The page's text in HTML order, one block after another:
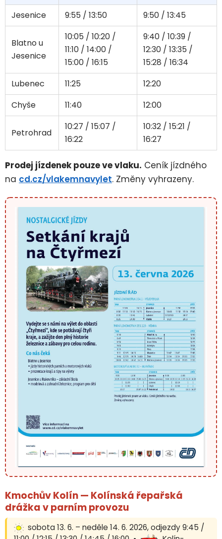
Jesenice
9:55 / 13:50 9:50 / 13:45
Blatno u
Jesenice
10:05 / 10:20 /
11:10 / 14:00 /
15:00 / 16:15
9:40 / 10:39 /
12:30 / 13:35 /
15:28 / 16:34
Lubenec
11:25
12:20
Chyše
11:40 12:00
Petrohrad
10:27 / 15:07 /
16:22
10:32 / 15:21 /
16:27
Prodej jízdenek pouze ve vlaku. Ceník jízdného
na cd.cz/vlakemnavylet. Změny vyhrazeny.
Kmochův Kolín — Kolínská řepařská
drážka v parním provozu
sobota 13. 6. – neděle 14. 6. 2026, odjezdy 9:45 /